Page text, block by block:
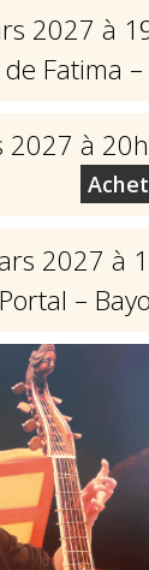
2027 à
Fatima
2027 à 20h
2027 à
–